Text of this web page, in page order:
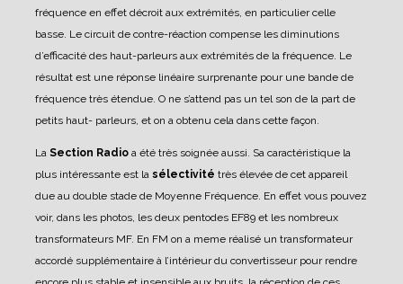
fréquence en effet décroit aux extrémités, en particulier celle
basse. Le circuit de contre-réaction compense les diminutions
d’efficacité des haut-parleurs aux extrémités de la fréquence. Le
résultat est une réponse linéaire surprenante pour une bande de
fréquence très étendue. O ne s’attend pas un tel son de la part de
petits haut- parleurs, et on a obtenu cela dans cette façon.
La Section Radio a été très soignée aussi. Sa caractéristique la
plus intéressante est la sélectivité très élevée de cet appareil
due au double stade de Moyenne Fréquence. En effet vous pouvez
voir, dans les photos, les deux pentodes EF89 et les nombreux
transformateurs MF. En FM on a meme réalisé un transformateur
accordé supplémentaire à l’intérieur du convertisseur pour rendre